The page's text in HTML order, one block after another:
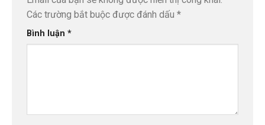
Các trường bắt buộc được đánh dấu *
Bình luận *